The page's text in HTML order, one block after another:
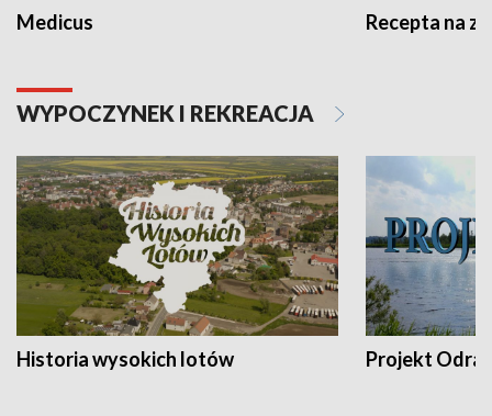
Medicus Recepta na
WYPOCZYNEK I REKREACJA
Historia wysokich lotów Projekt Odra